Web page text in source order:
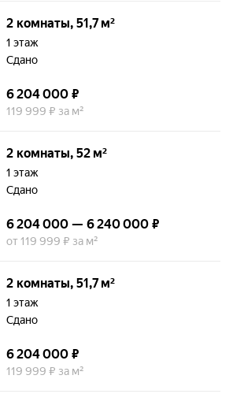
2 комнаты, 51,7 м²
1 этаж
Сдано
6 204 000 ₽
119 999 ₽ за м²
2 комнаты, 52 м²
1 этаж
Сдано
6 204 000 — 6 240 000 ₽
от 119 999 ₽ за м²
2 комнаты, 51,7 м²
1 этаж
Сдано
6 204 000 ₽
119 999 ₽ за м²